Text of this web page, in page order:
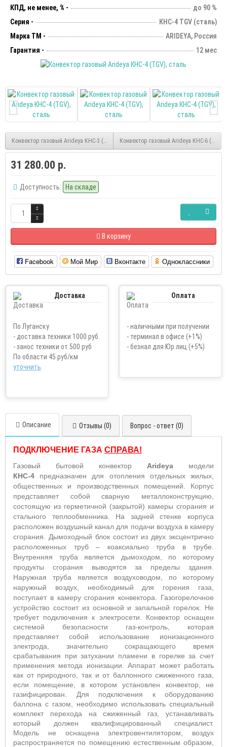
КПД, не менее, % -
до 90 %
Серия -
КНС-4 TGV (сталь)
Марка ТМ -
ARIDEYA, Россия
Гарантия -
12 мес
Конвектор газовый Arideya КНС-3 (TGV), стальКонвектор газовый Arideya КНС-6 (TGV),
31 280.00 р.
Доступность: На складе
В корзину
Facebook Мой Мир Вконтакте Одноклассники
Доставка
По Луганску
- доставка техники 1000 руб.
- занос техники от 500 руб
По области 45 руб/км
уточнить
Оплата
- наличными при получении
- терминал в офисе (+1%)
- безнал для Юр.лиц (+5%)
Описание Отзывы (0) Вопрос - ответ (0)
ПОДКЛЮЧЕНИЕ ГАЗА СПРАВА!
Газовый бытовой конвектор Arideya модели
КНС-4 предназначен для отопления отдельных жилых,
общественных и производственных помещений. Корпус
представляет собой сварную металлоконструкцию,
состоящую из герметичной (закрытой) камеры сгорания и
стального теплообменника. На задней стенке корпуса
расположен воздушный канал для подачи воздуха в камеру
сгорания. Дымоходный блок состоит из двух эксцентрично
расположенных труб – коаксиально труба в трубе.
Внутренняя труба является дымоходом, по которому
продукты сгорания выводятся за пределы здания.
Наружная труба является воздуховодом, по которому
наружный воздух, необходимый для горения газа,
поступает в камеру сгорания конвектора. Газогорелочное
устройство состоит из основной и запальной горелок. Не
требует подключения к электросети. Конвектор оснащен
системой безопасности газ-контроль, которая
представляет собой использование ионизационного
электрода, значительно сокращающего время
срабатывания при затухании пламени в горелке за счет
применения метода ионизации. Аппарат может работать
как от природного, так и от баллонного сжиженного газа,
если помещение, в котором установлен конвектор, не
газифицирован. Для подключения к оборудованию
баллона с газом, необходимо использовать специальный
комплект перехода на сжиженный газ, устанавливать
который должен квалифицированный специалист.
Модель не оснащена электровентилятором, воздух
распространяется по помещению естественным образом,